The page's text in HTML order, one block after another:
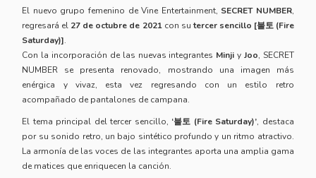
El nuevo grupo femenino de Vine Entertainment, SECRET NUMBER,
regresará el 27 de octubre de 2021con sutercer sencillo [불토 (Fire
Saturday)].
Con la incorporación de las nuevas integrantes Minji y Joo, SECRET
NUMBER se presenta renovado, mostrando una imagen más
enérgica y vivaz, esta vez regresando con un estilo retro
acompañado de pantalones de campana.
El tema principal del tercer sencillo, ‘불토 (Fire Saturday)’, destaca
por su sonido retro, un bajo sintético profundo y un ritmo atractivo.
La armonía de las voces de las integrantes aporta una amplia gama
de matices que enriquecen la canción.